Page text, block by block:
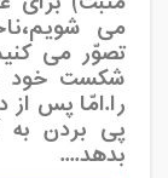
می
تصوّر می
شکست خود
را.امّا پس
پی بردن به
بدهد....